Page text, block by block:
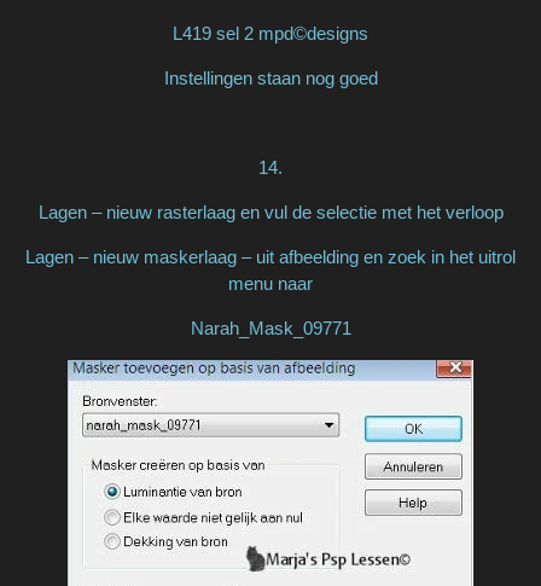
L419 sel 2 mpd©designs
Instellingen staan nog goed
14.
Lagen – nieuw rasterlaag en vul de selectie met het verloop
Lagen – nieuw maskerlaag – uit afbeelding en zoek in het uitrol
menu naar
Narah_Mask_09771